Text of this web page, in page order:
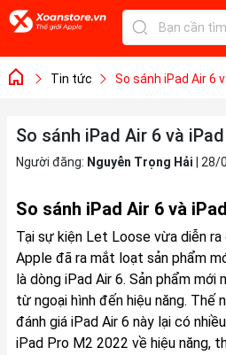
Tin tức So sánh iPad Air 6
So sánh iPad Air 6 và
Người đăng: Nguyễn Trọng Hải 28/
So sánh iPad Air 6 và
Tại sự kiện Let Loose vừa diễn ra
Apple đã ra mắt loạt sản phẩm
là dòng iPad Air 6. Sản phẩm mới
từ ngoại hình đến hiệu năng. Thế
đánh giá iPad Air 6 này lại có
iPad Pro M2 2022 về hiệu năng,